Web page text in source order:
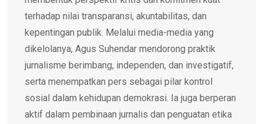
terhadap nilai transparansi, akuntabilitas, dan
kepentingan publik. Melalui media-media yang
dikelolanya, Agus Suhendar mendorong praktik
jurnalisme berimbang, independen, dan investigatif,
serta menempatkan pers sebagai pilar kontrol
sosial dalam kehidupan demokrasi. Ia juga berperan
aktif dalam pembinaan jurnalis dan penguatan etika